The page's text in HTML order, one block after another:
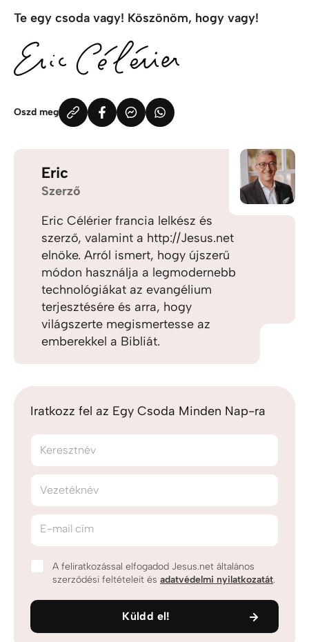
Te egy csoda vagy! Köszönöm, hogy vagy!
Oszd meg
Eric
Szerző
Eric Célérier francia lelkész és
szerző, valamint a http://Jesus.net
elnöke. Arról ismert, hogy újszerű
módon használja a legmodernebb
technológiákat az evangélium
terjesztésére és arra, hogy
világszerte megismertesse az
emberekkel a Bibliát.
Iratkozz fel az Egy Csoda Minden Nap-ra
Keresztnév
Vezetéknév
E-mail cím
A feliratkozással elfogadod Jesus.net általános
szerződési feltételeit és adatvédelmi nyilatkozatát.
Küldd el!